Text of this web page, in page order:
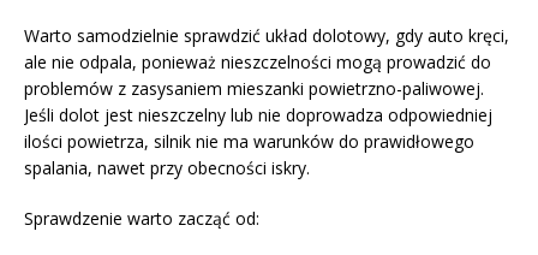
Warto samodzielnie sprawdzić układ dolotowy, gdy auto kręci,
ale nie odpala, ponieważ nieszczelności mogą prowadzić do
problemów z zasysaniem mieszanki powietrzno-paliwowej.
Jeśli dolot jest nieszczelny lub nie doprowadza odpowiedniej
ilości powietrza, silnik nie ma warunków do prawidłowego
spalania, nawet przy obecności iskry.
Sprawdzenie warto zacząć od: